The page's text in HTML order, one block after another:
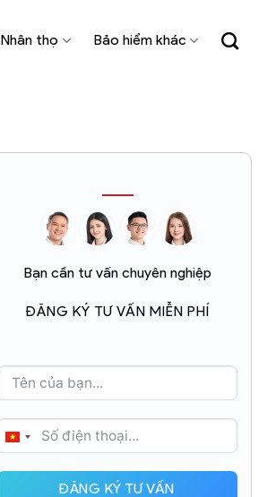
Nhân thọ Bảo hiểm khác
Bạn cần tư vấn chuyên nghiệp
ĐĂNG KÝ TƯ VẤN MIỄN PHÍ
VIETNAM
ĐĂNG KÝ TƯ VẤN